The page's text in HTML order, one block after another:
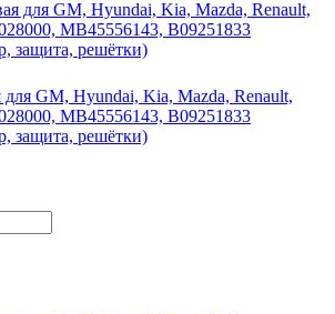
для GM, Hyundai, Kia, Mazda, Renault,
MB45556143, B09251833
защита, решётки)